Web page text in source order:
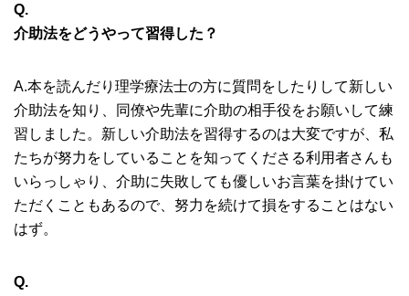
Q.
介助法をどうやって習得した？
A.本を読んだり理学療法士の方に質問をしたりして新しい
介助法を知り、同僚や先輩に介助の相手役をお願いして練
習しました。新しい介助法を習得するのは大変ですが、私
たちが努力をしていることを知ってくださる利用者さんも
いらっしゃり、介助に失敗しても優しいお言葉を掛けてい
ただくこともあるので、努力を続けて損をすることはない
はず。
Q.